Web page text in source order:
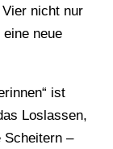
nicht nur
neue
ist
Loslassen,
Scheitern –